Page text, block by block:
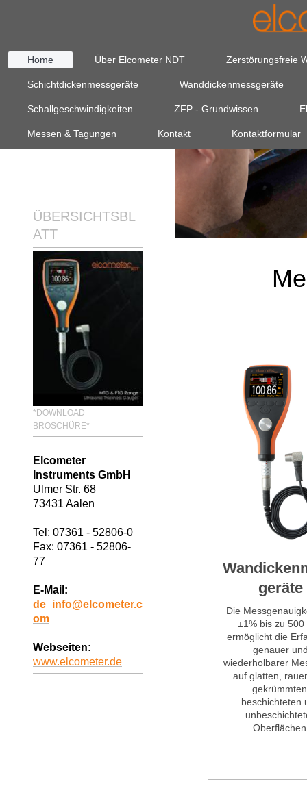
Home Über Elcometer NDT Zerstörungsfreie
Schichtdickenmessgeräte Wanddickenmessgeräte
Schallgeschwindigkeiten ZFP - Grundwissen
Messen & Tagungen Kontakt Kontaktformular
geräte
Die
±1% bis zu 500
ermöglicht die
genauer
wiederholbarer
auf glatten,
beschichteten
ÜBERSICHTSBL
ATT
*DOWNLOAD
BROSCHÜRE*
Elcometer
Instruments GmbH
Ulmer Str. 68
73431 Aalen
Tel: 07361 - 52806-0
Fax: 07361 - 52806-
77
E-Mail:
de_info@elcometer.c
om
Webseiten:
www.elcometer.de